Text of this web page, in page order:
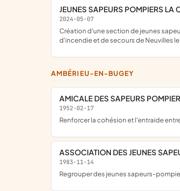
JEUNES SAPEURS POMPIERS LA
2024-05-07
création d'une section de jeunes sapeurs pompiers la Chalaronne au service local d'incendie et de secours de l'Abergement-Clémenciat en collaboration avec les centres
d'incendie et de secours de Neuvilles
AMBÉRIEU-EN-BUGEY
AMICALE DES SAPEURS
1952-02-17
renforcer la cohésion et l'entraide
ASSOCIATION DES JEUNES
1983-11-14
regrouper des jeunes sapeurs-